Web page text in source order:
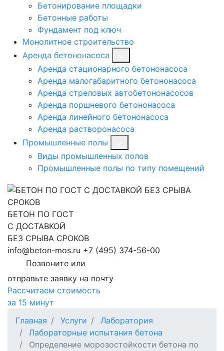
Бетонирование площадки
Бетонные работы
Фундамент под ключ
Монолитное строительство
Аренда бетононасоса
Аренда стационарного бетононасоса
Аренда малогабаритного бетононасоса
Аренда стреловых автобетононасосов
Аренда поршневого бетононасоса
Аренда линейного бетононасоса
Аренда растворонасоса
Промышленные полы
Виды промышленных полов
Промышленные полы по типу помещений
БЕТОН ПО ГОСТ
С ДОСТАВКОЙ
БЕЗ СРЫВА СРОКОВ
info@beton-mos.ru +7 (495) 374-56-00
Позвоните или
отправьте заявку на почту
Рассчитаем стоимость
за 15 минут
Главная
Услуги
Лаборатория
Лабораторные испытания бетона
Определение морозостойкости бетона по